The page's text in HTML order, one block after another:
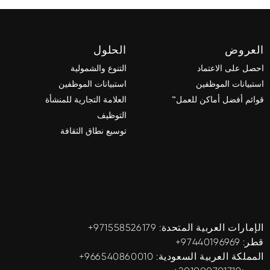
العروض
احصل على الاعتماد
استبيانات الموظفين
قوائم أفضل أماكن للعمل™
الحلول
التنوع والشمولية
استبيانات الموظفين
العلامة التجارية للمنشأة
التوظيف
توسيع نطاق الثقافة
الإمارات العربية المتحدة: ‎+971558526179
قطر: ‎+97440196969
المملكة العربية السعودية: ‎+966540860010